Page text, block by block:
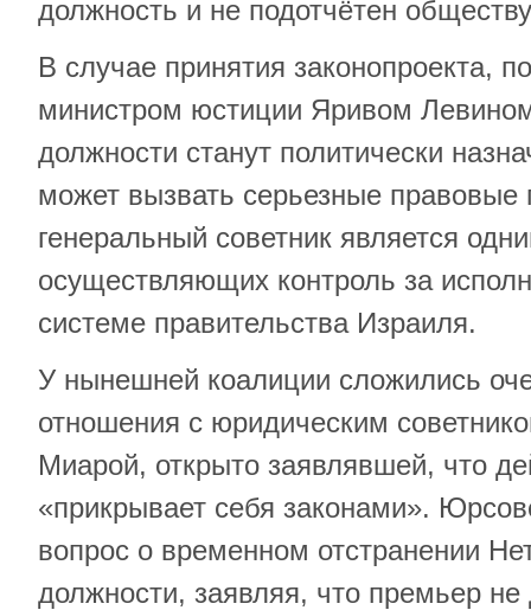
должность и не подотчётен
В случае принятия законопроекта,
министром юстиции Яривом
должности станут политически
может вызвать серьезные правовые
генеральный советник является
осуществляющих контроль за
системе правительства Израиля.
У нынешней коалиции сложились
отношения с юридическим
Миарой, открыто заявлявшей, что
«прикрывает себя законами».
вопрос о временном отстранении
должности, заявляя, что премьер